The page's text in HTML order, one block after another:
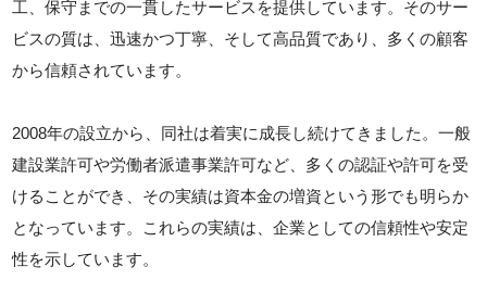
工、保守までの一貫したサービスを提供しています。そのサー
ビスの質は、迅速かつ丁寧、そして高品質であり、多くの顧客
から信頼されています。
2008年の設立から、同社は着実に成長し続けてきました。一般
建設業許可や労働者派遣事業許可など、多くの認証や許可を受
けることができ、その実績は資本金の増資という形でも明らか
となっています。これらの実績は、企業としての信頼性や安定
性を示しています。